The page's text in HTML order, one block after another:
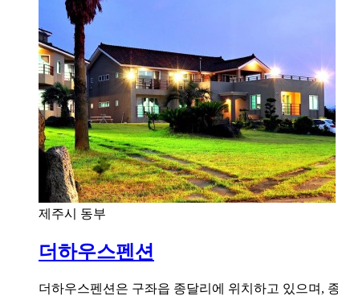
제주시 동부
더하우스펜션
더하우스펜션은 구좌읍 종달리에 위치하고 있으며,